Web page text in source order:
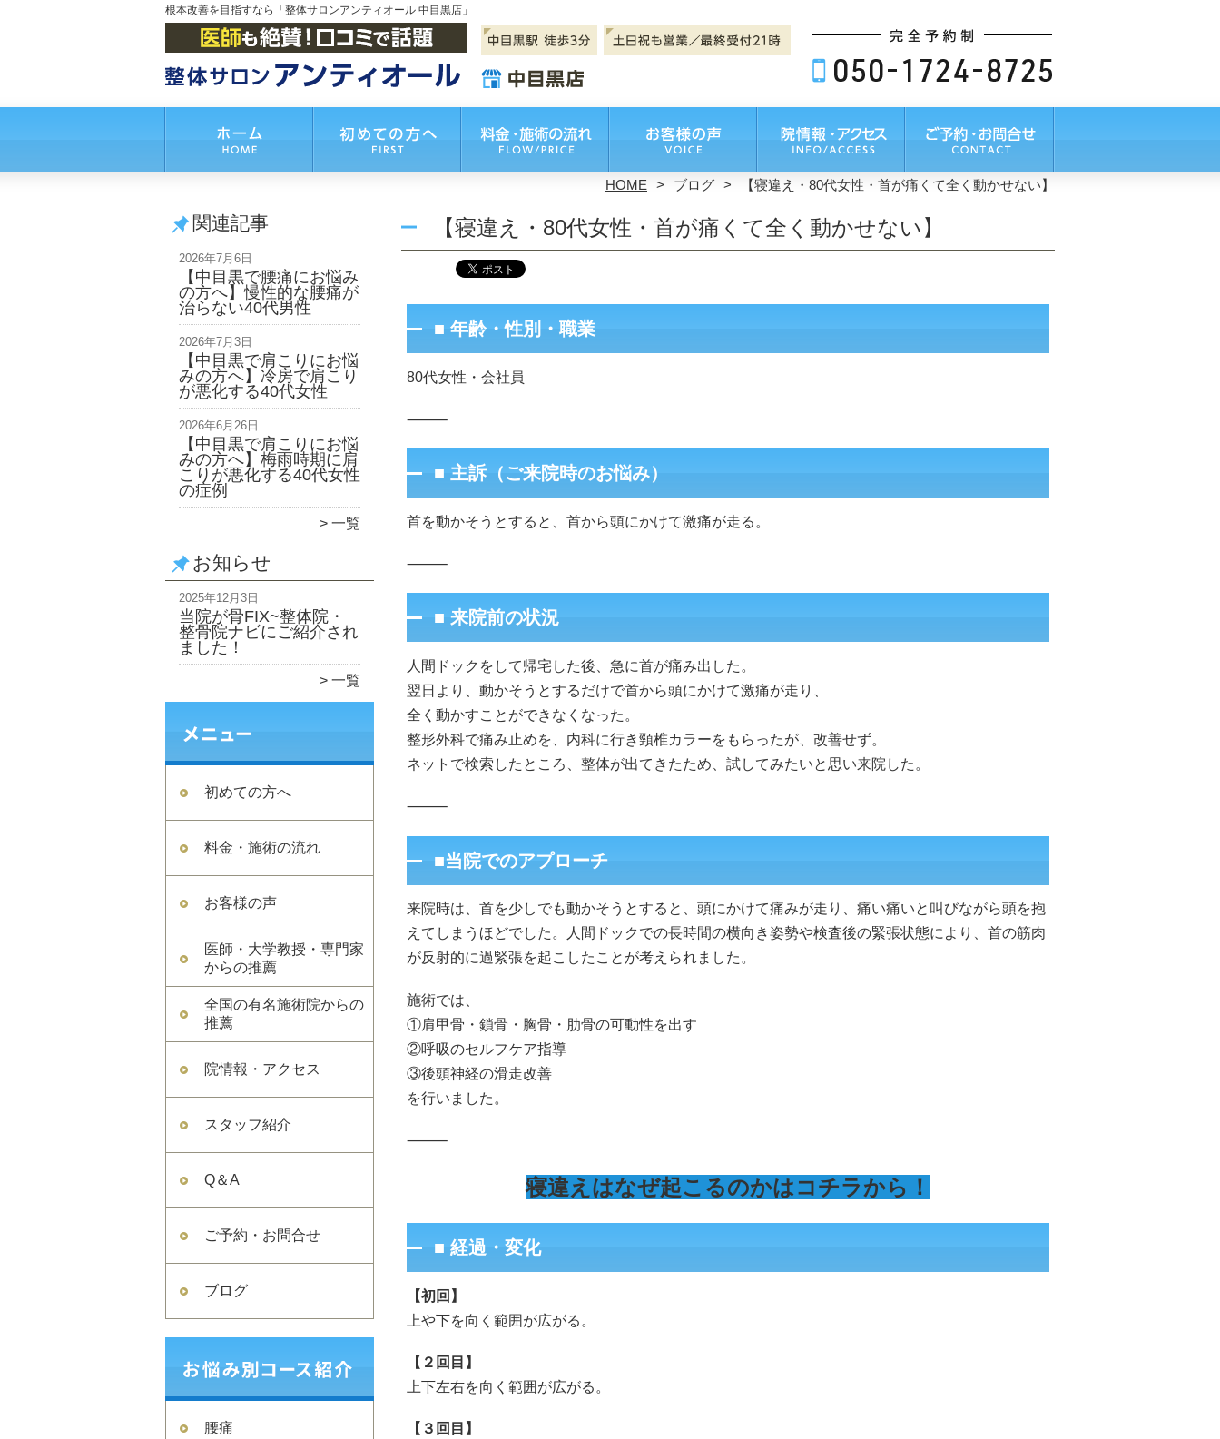
根本改善を目指すなら「整体サロンアンティオール 中目黒店」
HOME ブログ 【寝違え・80代女性・首が痛くて全く動かせない】
関連記事
2026年7月6日
【中目黒で腰痛にお悩み
の方へ】慢性的な腰痛が
治らない40代男性
2026年7月3日
【中目黒で肩こりにお悩
みの方へ】冷房で肩こり
が悪化する40代女性
2026年6月26日
【中目黒で肩こりにお悩
みの方へ】梅雨時期に肩
こりが悪化する40代女性
の症例
一覧
お知らせ
2025年12月3日
当院が骨FIX~整体院・
整骨院ナビにご紹介され
ました！
一覧
初めての方へ
料金・施術の流れ
お客様の声
医師・大学教授・専門家
からの推薦
全国の有名施術院からの
推薦
院情報・アクセス
スタッフ紹介
Q＆A
ご予約・お問合せ
ブログ
腰痛
【寝違え・80代女性・首が痛くて全く動かせない】
■ 年齢・性別・職業
80代女性・会社員
⸻
■ 主訴（ご来院時のお悩み）
首を動かそうとすると、首から頭にかけて激痛が走る。
⸻
■ 来院前の状況
人間ドックをして帰宅した後、急に首が痛み出した。
翌日より、動かそうとするだけで首から頭にかけて激痛が走り、
全く動かすことができなくなった。
整形外科で痛み止めを、内科に行き頸椎カラーをもらったが、改善せず。
ネットで検索したところ、整体が出てきたため、試してみたいと思い来院した。
⸻
■当院でのアプローチ
来院時は、首を少しでも動かそうとすると、頭にかけて痛みが走り、痛い痛いと叫びながら頭を抱
えてしまうほどでした。人間ドックでの長時間の横向き姿勢や検査後の緊張状態により、首の筋肉
が反射的に過緊張を起こしたことが考えられました。
施術では、
①肩甲骨・鎖骨・胸骨・肋骨の可動性を出す
②呼吸のセルフケア指導
③後頭神経の滑走改善
を行いました。
⸻
寝違えはなぜ起こるのかはコチラから！
■ 経過・変化
【初回】
上や下を向く範囲が広がる。
【２回目】
上下左右を向く範囲が広がる。
【３回目】